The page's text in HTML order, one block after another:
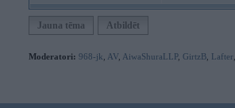
Jauna tēma Atbildēt
Moderatori: 968-jk AV AiwaShuraLLP, GirtzB Lafter